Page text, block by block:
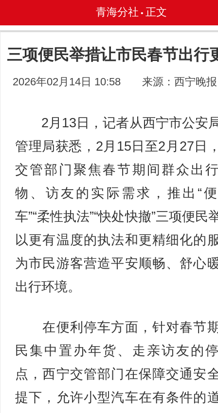
青海分社 • 正文
三项便民举措让市民春节出行
2026年02月14日 10:58 来源：西宁晚报
2月13日，记者从西宁市公安
管理局获悉，2月15日至2月27日
交管部门聚焦春节期间群众出
物、访友的实际需求，推出“
车”“柔性执法”“快处快撤”三项便民
以更有温度的执法和更精细化的
为市民游客营造平安顺畅、舒心
出行环境。
在便利停车方面，针对春节
民集中置办年货、走亲访友的
点，西宁交管部门在保障交通安
提下，允许小型汽车在有条件的